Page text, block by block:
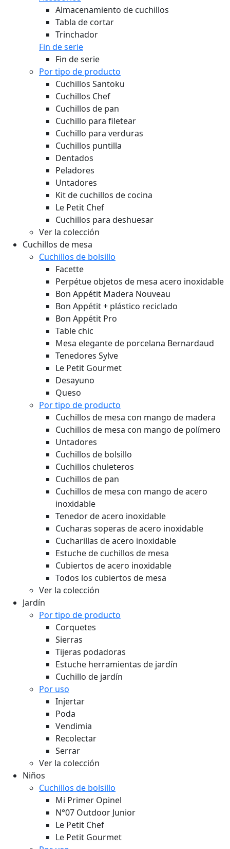
Almacenamiento de cuchillos
Tabla de cortar
Trinchador
Fin de serie
Fin de serie
Por tipo de producto
Cuchillos Santoku
Cuchillos Chef
Cuchillos de pan
Cuchillo para filetear
Cuchillo para verduras
Cuchillos puntilla
Dentados
Peladores
Untadores
Kit de cuchillos de cocina
Le Petit Chef
Cuchillos para deshuesar
Ver la colección
Cuchillos de mesa
Cuchillos de bolsillo
Facette
Perpétue objetos de mesa acero inoxidable
Bon Appétit Madera Nouveau
Bon Appétit + plástico reciclado
Bon Appétit Pro
Table chic
Mesa elegante de porcelana Bernardaud
Tenedores Sylve
Le Petit Gourmet
Desayuno
Queso
Por tipo de producto
Cuchillos de mesa con mango de madera
Cuchillos de mesa con mango de polímero
Untadores
Cuchillos de bolsillo
Cuchillos chuleteros
Cuchillos de pan
Cuchillos de mesa con mango de acero
inoxidable
Tenedor de acero inoxidable
Cucharas soperas de acero inoxidable
Cucharillas de acero inoxidable
Estuche de cuchillos de mesa
Cubiertos de acero inoxidable
Todos los cubiertos de mesa
Ver la colección
Jardín
Por tipo de producto
Corquetes
Sierras
Tijeras podadoras
Estuche herramientas de jardín
Cuchillo de jardín
Por uso
Injertar
Poda
Vendimia
Recolectar
Serrar
Ver la colección
Niños
Cuchillos de bolsillo
Mi Primer Opinel
N°07 Outdoor Junior
Le Petit Chef
Le Petit Gourmet